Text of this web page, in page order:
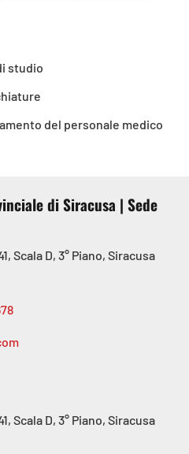
studio
del personale medico
di Siracusa | Sede
Scala D, 3° Piano, Siracusa
Scala D, 3° Piano, Siracusa